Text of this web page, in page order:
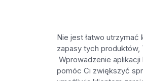
Nie jest łatwo utrzymać
zapasy tych produktów,
Wprowadzenie
pomóc Ci zwiększyć